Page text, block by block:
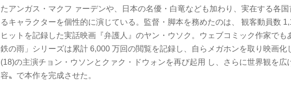
たアンガス・マクフ ァーデンや、日本の名優・白竜なども加わり、実在する各
るキャラクターを個性的に演じている。監督・脚本を務めたのは、 観客動員数
ヒットを記録した実話映画『弁護人』のヤン・ウソク。ウェブコミック作家でも
鉄の雨」シリーズは累計 6,000 万回の閲覧を記録し、自らメガホンを取り映画化
(18)の主演チョン・ウソンとクァク・ドウォンを再び起用 し、さらに世界観を広
容〟で本作を完成させた。